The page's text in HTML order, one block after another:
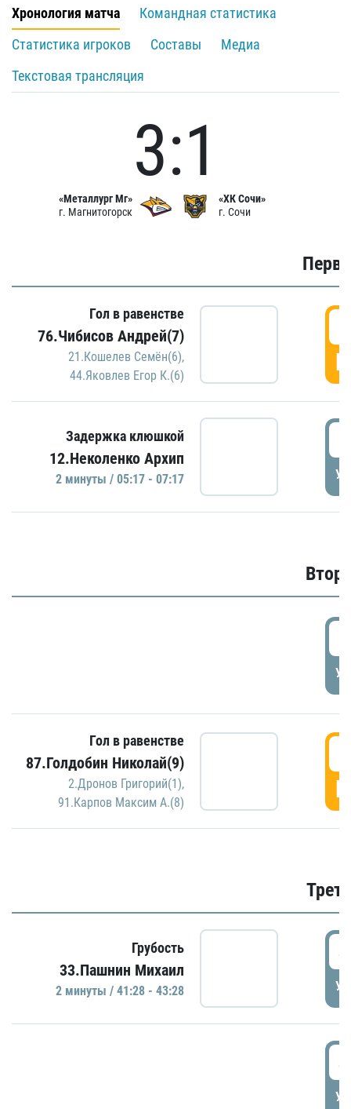
Хронология матча
Командная статистика
Статистика игроков
Составы
Медиа
Текстовая трансляция
«Металлург Мг»
г. Магнитогорск
3:1
«ХК Сочи»
г. Сочи
Гол в равенстве
76.Чибисов Андрей(7)
21.Кошелев Семён(6),
44.Яковлев Егор К.(6)
Задержка клюшкой
12.Неколенко Архип
2 минуты / 05:17 - 07:17
Гол в равенстве
87.Голдобин Николай(9)
2.Дронов Григорий(1),
91.Карпов Максим А.(8)
Грубость
33.Пашнин Михаил
2 минуты / 41:28 - 43:28